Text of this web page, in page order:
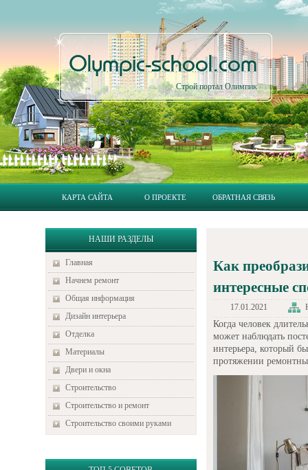
Olympic-school.com
Строй портал Олимпик
КАРТА САЙТА О ПРОЕКТЕ ОБРАТНАЯ СВЯЗЬ
НАШИ РАЗДЕЛЫ
Главная
Начнем ремонт
Общая информация
Дизайн интерьера
Отделка
Материалы
Двери и окна
Строительство
Строительство и ремонт
Строительство своими руками
Как
интересные
17.01.2021
Когда человек
может наблюдать
интерьера, который
протяжении